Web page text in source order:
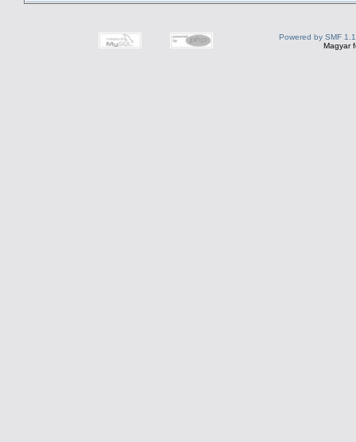
Powered by SMF
Magyar